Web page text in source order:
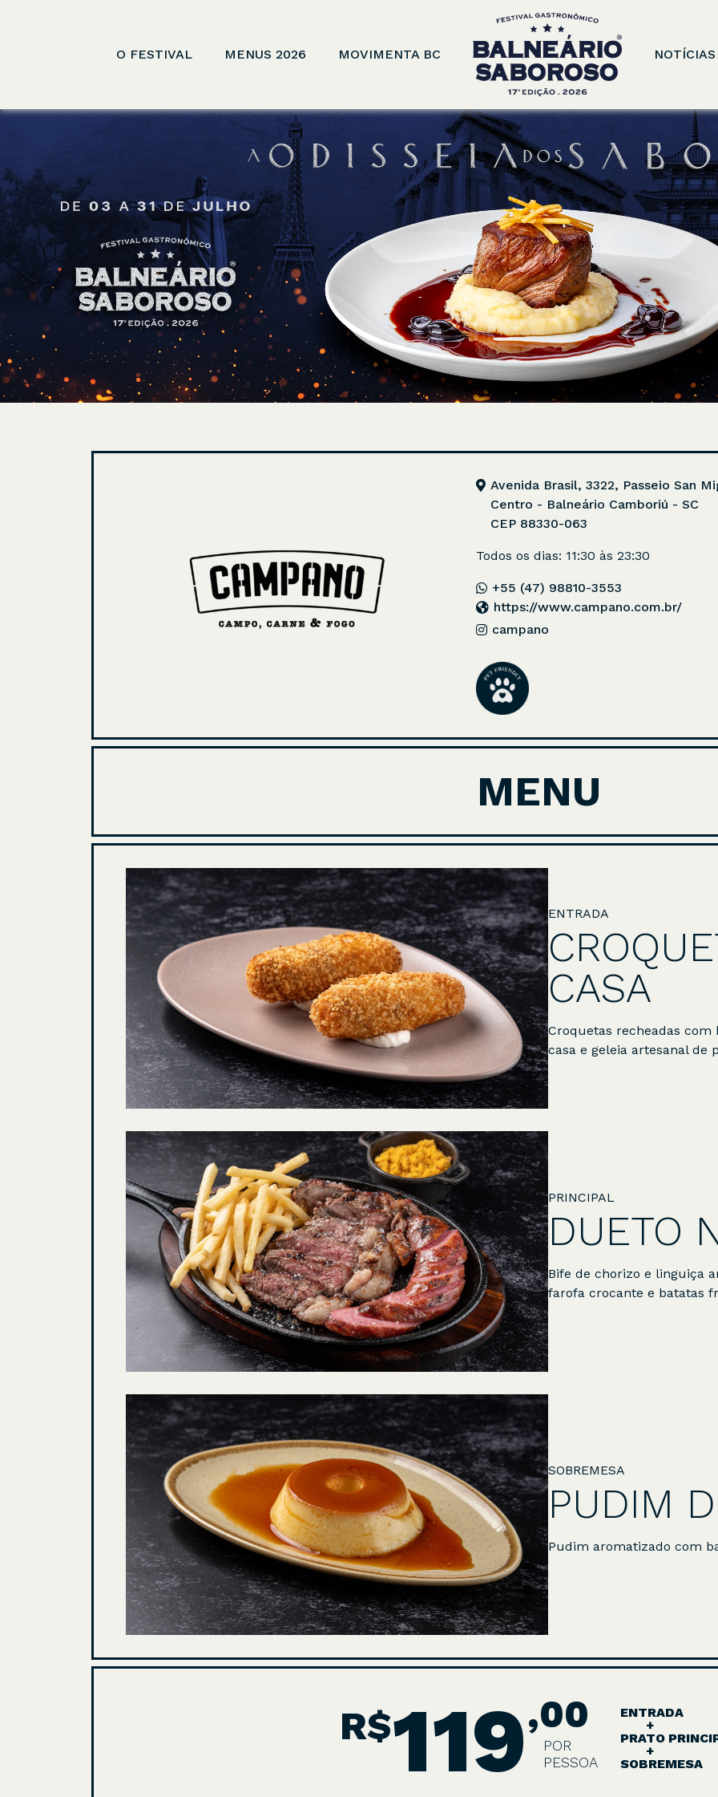
O FESTIVAL MENUS 2026 MOVIMENTA BC NOTÍCIAS
Avenida Brasil, 3322, Passeio San
Centro - Balneário Camboriú - SC
CEP 88330-063
Todos os dias: 11:30 às 23:30
+55 (47) 98810-3553
https://www.campano.com.br/
campano
MENU
ENTRADA
CASA
Croquetas recheadas
casa e geleia artesanal de
PRINCIPAL
DUETO
Bife de chorizo e linguiça
farofa crocante e batatas
SOBREMESA
PUDIM
Pudim aromatizado com
R$119,00
POR
PESSOA
ENTRADA
+
PRATO
+
SOBREMESA